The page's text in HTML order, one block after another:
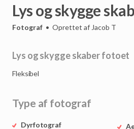
Lysogskygge
Fotograf • Oprettet af Jacob T
Lys ogskyggeskaberfotoet
Fleksibel
Type af fotograf
Dyrfotograf